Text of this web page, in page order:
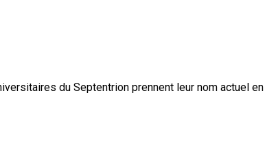
du Septentrion prennent leur nom actuel